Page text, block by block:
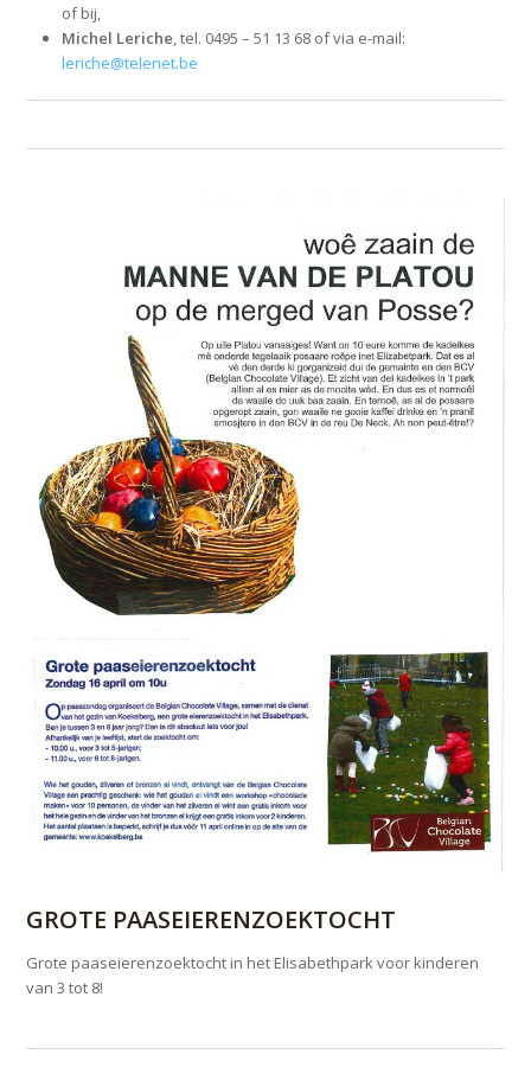
of bij,
Michel Leriche , tel. 0495 – 51 13 68 of via e-mail:
leriche@telenet.be
GROTE PAASEIERENZOEKTOCHT
Grote paaseierenzoektocht in het Elisabethpark voor kinderen
van 3 tot 8!